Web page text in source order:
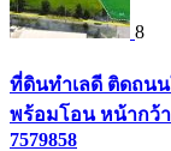
8
ที่ดินทำเลดี ติดถน
พร้อมโอน หน้ากว้า
7579858